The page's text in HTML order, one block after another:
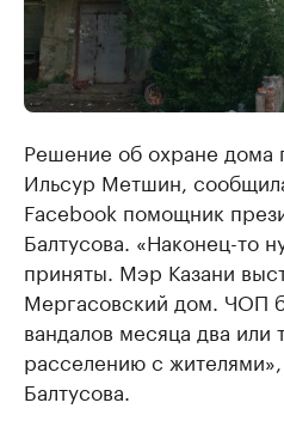
Решение об охране дома
Ильсур Метшин,
Facebook помощник
Балтусова. «Наконец-то
приняты. Мэр Казани
Мергасовский дом. ЧОП
вандалов месяца два или
расселению с
Балтусова.